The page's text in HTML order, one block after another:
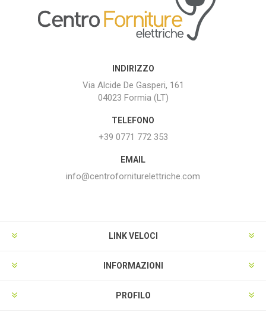
INDIRIZZO
Via Alcide De Gasperi, 161
04023 Formia (LT)
TELEFONO
+39 0771 772 353
EMAIL
info@centroforniturelettriche.com
LINK VELOCI
INFORMAZIONI
PROFILO